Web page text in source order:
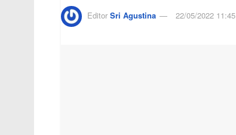
Editor Sri Agustina 22/05/2022 11:45